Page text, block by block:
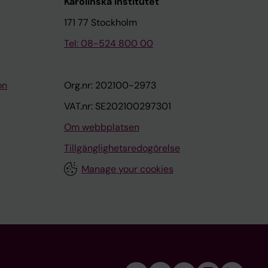
171 77 Stockholm
Tel: 08-524 800 00
Org.nr: 202100-2973
VAT.nr: SE202100297301
Om webbplatsen
Tillgänglighetsredogörelse
Manage your cookies